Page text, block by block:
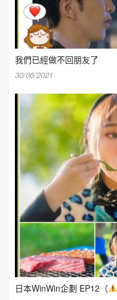
我們已經做不回朋友了
30/06/2021
日本WinWin企劃 EP12（